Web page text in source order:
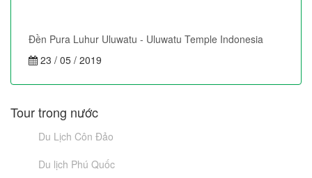
Đền Pura Luhur Uluwatu - Uluwatu Temple Indonesia
23 / 05 / 2019
Tour trong nước
Du Lịch Côn Đảo
Du lịch Phú Quốc